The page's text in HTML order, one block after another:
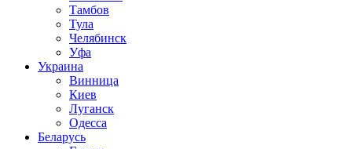
Тамбов
Тула
Челябинск
Уфа
Украина
Винница
Киев
Луганск
Одесса
Беларусь